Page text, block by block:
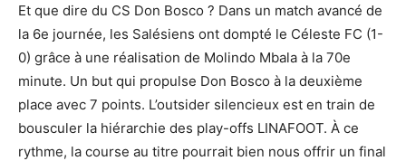
Et que dire du CS Don Bosco ? Dans un match avancé de
la 6e journée, les Salésiens ont dompté le Céleste FC (1-
0) grâce à une réalisation de Molindo Mbala à la 70e
minute. Un but qui propulse Don Bosco à la deuxième
place avec 7 points. L’outsider silencieux est en train de
bousculer la hiérarchie des play-offs LINAFOOT. À ce
rythme, la course au titre pourrait bien nous offrir un final